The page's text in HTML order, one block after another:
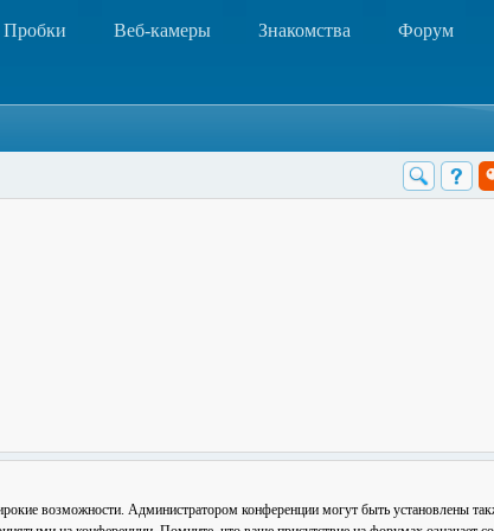
Пробки Веб-камеры Знакомства Форум
возможности. Администратором конференции могут быть установлены